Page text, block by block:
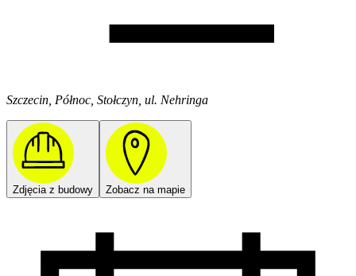
Szczecin, Północ, Stołczyn, ul. Nehringa
Zdjęcia z budowy Zobacz na mapie